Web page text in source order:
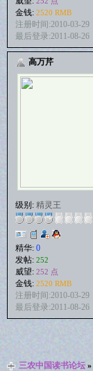
金钱: 2520 RMB
注册时间:2010-03-29
最后登录:2011-08-26
高万芹
级别: 精灵王
精华: 0
发帖: 252
威望: 252 点
金钱: 2520 RMB
注册时间:2010-03-29
最后登录:2011-08-26
三农中国读书论坛»